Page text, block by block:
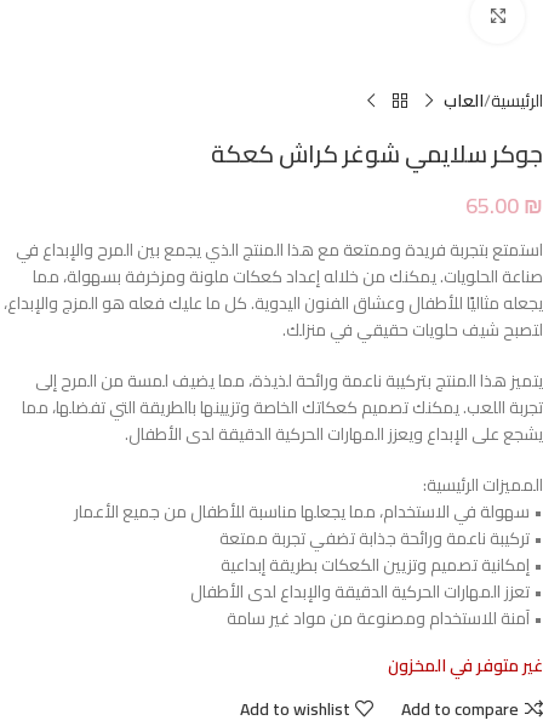
الرئيسية العاب
جوكر سلايمي شوغر كراش كعكة
65.00₪
استمتع بتجربة فريدة وممتعة مع هذا المنتج الذي يجمع بين المرح والإبداع في
صناعة الحلويات. يمكنك من خلاله إعداد كعكات ملونة ومزخرفة بسهولة، مما
يجعله مثاليًا للأطفال وعشاق الفنون اليدوية. كل ما عليك فعله هو المزج والإبداع،
لتصبح شيف حلويات حقيقي في منزلك.
يتميز هذا المنتج بتركيبة ناعمة ورائحة لذيذة، مما يضيف لمسة من المرح إلى
تجربة اللعب. يمكنك تصميم كعكاتك الخاصة وتزيينها بالطريقة التي تفضلها، مما
يشجع على الإبداع ويعزز المهارات الحركية الدقيقة لدى الأطفال.
المميزات الرئيسية:
• سهولة في الاستخدام، مما يجعلها مناسبة للأطفال من جميع الأعمار
• تركيبة ناعمة ورائحة جذابة تضفي تجربة ممتعة
• إمكانية تصميم وتزيين الكعكات بطريقة إبداعية
• تعزز المهارات الحركية الدقيقة والإبداع لدى الأطفال
• آمنة للاستخدام ومصنوعة من مواد غير سامة
غير متوفر في المخزون
Add to compare
Add to wishlist